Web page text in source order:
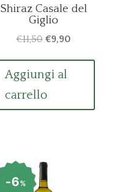
Shiraz Casale del
Giglio
€11,50 Il
originale
€11,50.
€9,90Il
Aggiungi al
carrello
6%